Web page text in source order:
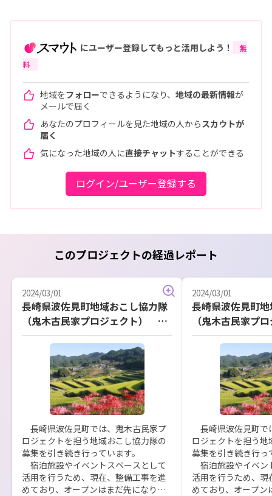
にユーザー登録してもっと活用しよう！
無
料
地域をフォローできるようになり、 地域の最新情報が
メールで届く
あなたのプロフィールを見た地域の人から スカウトが
届く
気になった地域の人に直接チャットすることができる
ログイン/ユーザー登録する
このプロジェクトの経過レポート
2024/03/01
長崎県波佐見町地域おこし協力隊
（鬼木古民家プロジェクト） 引
き続き募集中
長崎県波佐見町では、鬼木古民家プ
ロジェクトを担う地域おこし協力隊の
募集を引き続き行っています。
宿泊施設やイベントスペースとして
活用を行うため、現在、整備工事を進
めており、オープンはまだ先になりま
2024/03/01
長崎県波佐見町
（鬼木古民家プ
き続き募集中
長崎県波佐見町で
ロジェクトを担う
募集を引き続き行っ
宿泊施設やイベン
活用を行うため、
めており、オープン